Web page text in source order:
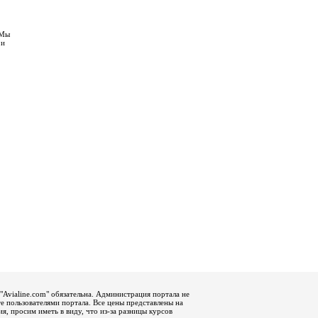
Мы
обязательна. Администрация портала не
пользователями портала. Все цены представлены на
просим иметь в виду, что из-за разницы курсов